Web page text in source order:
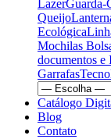
LazerGuarda-
Queijo
Ecológica
Mochilas
documentos e
Garrafas
Catálogo
Blog
Contato